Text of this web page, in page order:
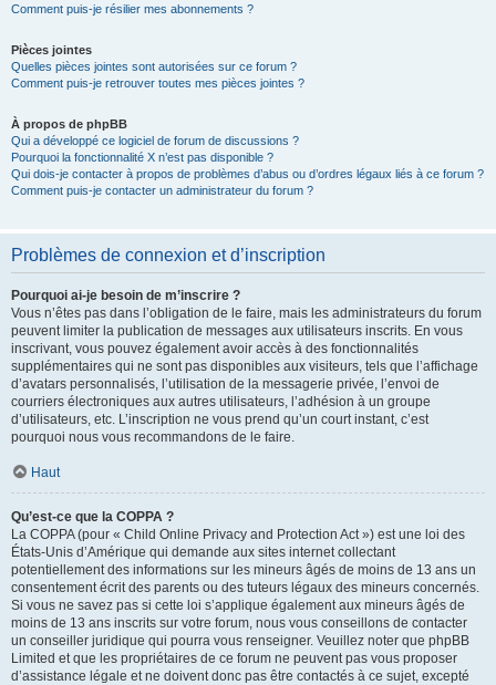
Comment puis-je résilier mes abonnements ?
Pièces jointes
Quelles pièces jointes sont autorisées sur ce forum ?
Comment puis-je retrouver toutes mes pièces jointes ?
À propos de phpBB
Qui a développé ce logiciel de forum de discussions ?
Pourquoi la fonctionnalité X n’est pas disponible ?
Qui dois-je contacter à propos de problèmes d’abus ou d’ordres légaux liés à ce forum ?
Comment puis-je contacter un administrateur du forum ?
Problèmes de connexion et d’inscription
Pourquoi ai-je besoin de m’inscrire ?
Vous n’êtes pas dans l’obligation de le faire, mais les administrateurs du forum
peuvent limiter la publication de messages aux utilisateurs inscrits. En vous
inscrivant, vous pouvez également avoir accès à des fonctionnalités
supplémentaires qui ne sont pas disponibles aux visiteurs, tels que l’affichage
d’avatars personnalisés, l’utilisation de la messagerie privée, l’envoi de
courriers électroniques aux autres utilisateurs, l’adhésion à un groupe
d’utilisateurs, etc. L’inscription ne vous prend qu’un court instant, c’est
pourquoi nous vous recommandons de le faire.
Haut
Qu’est-ce que la COPPA ?
La COPPA (pour « Child Online Privacy and Protection Act ») est une loi des
États-Unis d’Amérique qui demande aux sites internet collectant
potentiellement des informations sur les mineurs âgés de moins de 13 ans un
consentement écrit des parents ou des tuteurs légaux des mineurs concernés.
Si vous ne savez pas si cette loi s’applique également aux mineurs âgés de
moins de 13 ans inscrits sur votre forum, nous vous conseillons de contacter
un conseiller juridique qui pourra vous renseigner. Veuillez noter que phpBB
Limited et que les propriétaires de ce forum ne peuvent pas vous proposer
d’assistance légale et ne doivent donc pas être contactés à ce sujet, excepté